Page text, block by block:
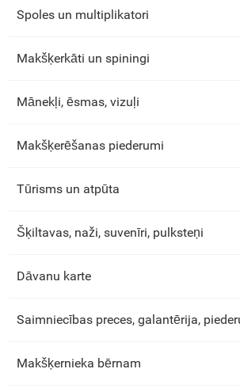
Spoles un multiplikatori
Makšķerkāti un spiningi
Mānekļi, ēsmas, vizuļi
Makšķerēšanas piederumi
Tūrisms un atpūta
Šķiltavas, naži, suvenīri, pulksteņi
Dāvanu karte
Saimniecības preces, galantērija,
Makšķernieka bērnam